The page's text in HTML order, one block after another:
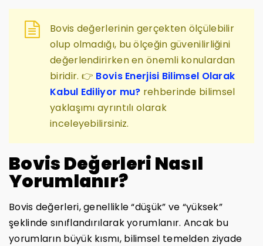
Bovis değerlerinin gerçekten ölçülebilir
olup olmadığı, bu ölçeğin güvenilirliğini
değerlendirirken en önemli konulardan
biridir. 👉 Bovis Enerjisi Bilimsel Olarak
Kabul Ediliyor mu? rehberinde bilimsel
yaklaşımı ayrıntılı olarak
inceleyebilirsiniz.
Bovis Değerleri Nasıl
Yorumlanır?
Bovis değerleri, genellikle “düşük” ve “yüksek”
şeklinde sınıflandırılarak yorumlanır. Ancak bu
yorumların büyük kısmı, bilimsel temelden ziyade